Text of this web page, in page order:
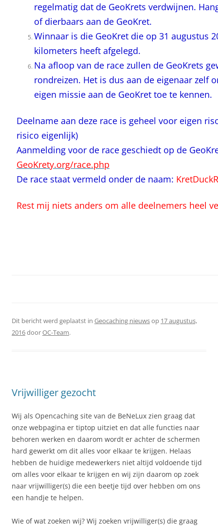
regelmatig dat de GeoKrets verdwijnen.
of dierbaars aan de GeoKret.
Winnaar is die GeoKret die op 31 augustus
kilometers heeft afgelegd.
Na afloop van de race zullen de GeoKrets
rondreizen. Het is dus aan de eigenaar zelf
eigen missie aan de GeoKret toe te kennen.
Deelname aan deze race is geheel voor eigen
risico eigenlijk)
Aanmelding voor de race geschiedt op de
GeoKrety.org/race.php
De race staat vermeld onder de naam:
Rest mij niets anders om alle deelnemers heel
Dit bericht werd geplaatst in Geocaching nieuwsop 17 augustus,
2016doorOC-Team.
Vrijwilliger gezocht
Wij als Opencaching site van de BeNeLux zien graag dat
onze webpagina er tiptop uitziet en dat alle functies naar
behoren werken en daarom wordt er achter de schermen
hard gewerkt om dit alles voor elkaar te krijgen. Helaas
hebben de huidige medewerkers niet altijd voldoende tijd
om alles voor elkaar te krijgen en wij zijn daarom op zoek
naar vrijwilliger(s) die een beetje tijd over hebben om ons
een handje te helpen.
Wie of wat zoeken wij? Wij zoeken vrijwilliger(s) die graag